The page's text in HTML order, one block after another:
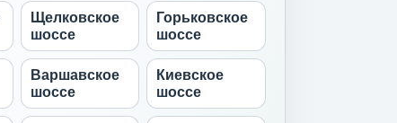
Щелковское
шоссе
Горьковское
шоссе
Варшавское
шоссе
Киевское
шоссе